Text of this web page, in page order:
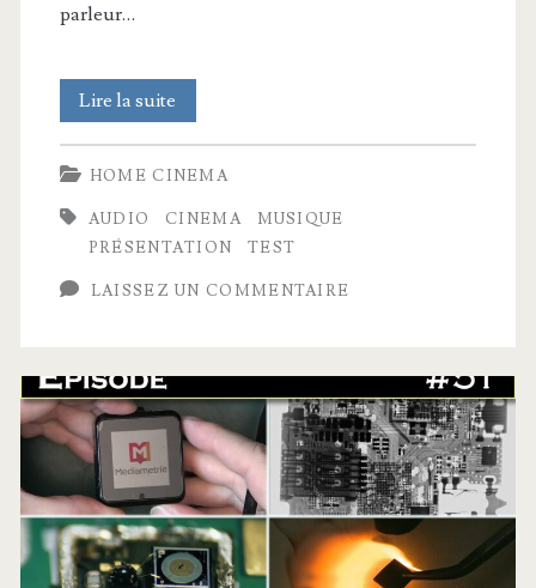
parleur…
Lire la suite
se
passe-
t-
câblez
des
haut-
parleurs
à
HOME CINEMA
AUDIO CINEMA
MUSIQUE
PRÉSENTATION
TEST
LAISSEZ UN COMMENTAIRE